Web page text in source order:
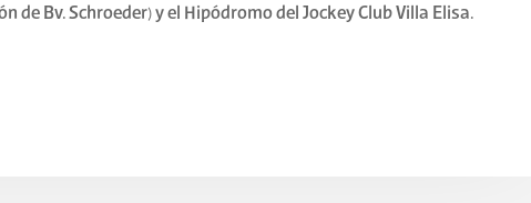
de Bv. Schroeder) y el Hipódromo del Jockey Club Villa Elisa.